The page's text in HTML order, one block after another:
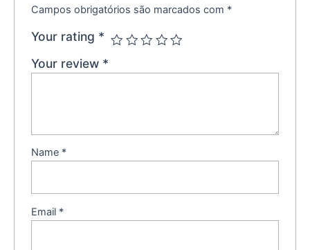
Campos obrigatórios são marcados com *
Your rating *
Your review *
Name *
Email *